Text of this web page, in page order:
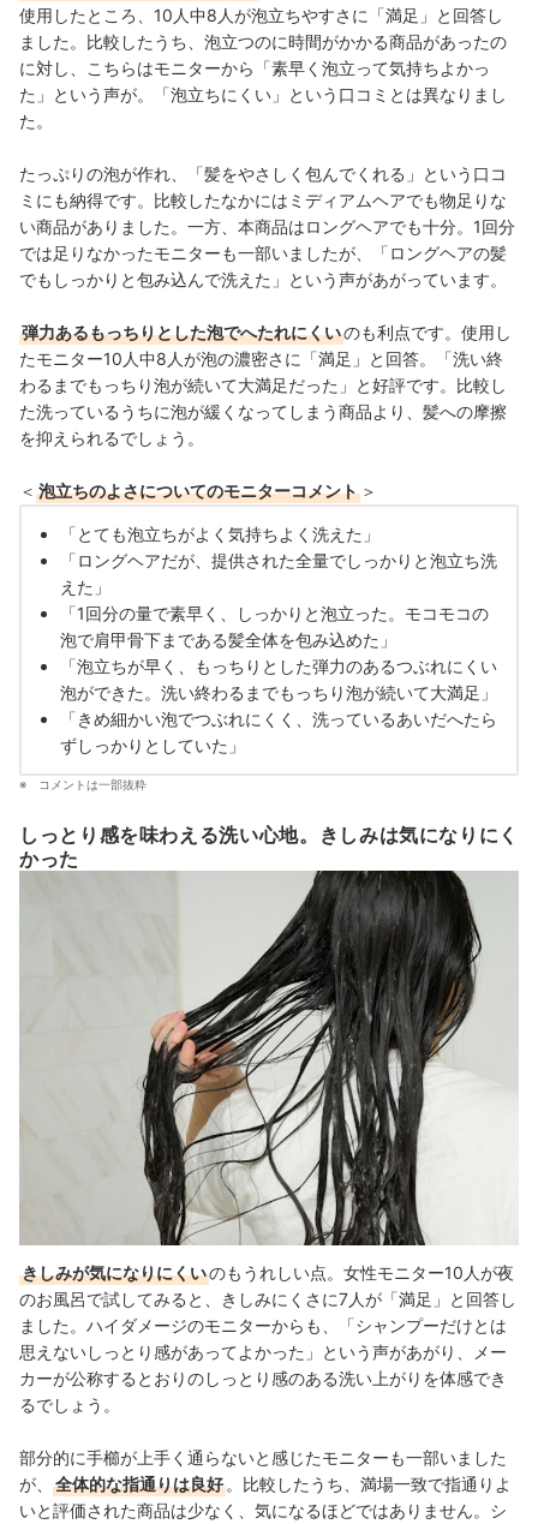
使用したところ、10人中8人が泡立ちやすさに「満足」と回答し
ました。比較したうち、泡立つのに時間がかかる商品があったの
に対し、こちらはモニターから「素早く泡立って気持ちよかっ
た」という声が。「泡立ちにくい」という口コミとは異なりまし
た。
たっぷりの泡が作れ、「髪をやさしく包んでくれる」という口コ
ミにも納得です。比較したなかにはミディアムヘアでも物足りな
い商品がありました。一方、本商品はロングヘアでも十分。1回分
では足りなかったモニターも一部いましたが、「ロングヘアの髪
でもしっかりと包み込んで洗えた」という声があがっています。
弾力あるもっちりとした泡でへたれにくいのも利点です。使用し
たモニター10人中8人が泡の濃密さに「満足」と回答。「洗い終
わるまでもっちり泡が続いて大満足だった」と好評です。 比較し
た洗っているうちに泡が緩くなってしまう商品より、髪への摩擦
を抑えられるでしょう。
＜ 泡立ちのよさについてのモニターコメント ＞
「とても泡立ちがよく気持ちよく洗えた」
「ロングヘアだが、提供された全量でしっかりと泡立ち洗
えた」
「1回分の量で素早く、しっかりと泡立った。モコモコの
泡で肩甲骨下まである髪全体を包み込めた」
「泡立ちが早く、もっちりとした弾力のあるつぶれにくい
泡ができた。洗い終わるまでもっちり泡が続いて大満足」
「きめ細かい泡でつぶれにくく、洗っているあいだへたら
ずしっかりとしていた」
コメントは一部抜粋
しっとり感を味わえる洗い心地。きしみは気になりにく
かった
きしみが気になりにくいのもうれしい点。女性モニター10人が夜
のお風呂で試してみると、きしみにくさに7人が「満足」と回答し
ました。 ハイダメージのモニターからも、「シャンプーだけとは
思えないしっとり感があってよかった」という声があがり、メー
カーが公称するとおりのしっとり感のある洗い上がりを体感でき
るでしょう。
部分的に手櫛が上手く通らないと感じたモニターも一部いました
が、
全体的な指通りは良好 。比較したうち、満場一致で指通りよ
いと評価された商品は少なく、気になるほどではありません。シ